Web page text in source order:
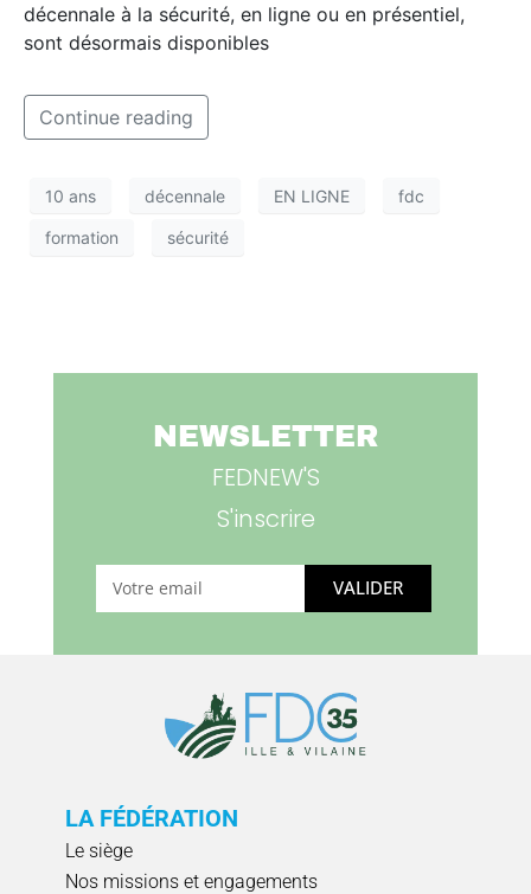
décennale à la sécurité, en ligne ou en présentiel,
sont désormais disponibles
Continue reading
10 ans décennale EN LIGNE fdc
formation sécurité
NEWSLETTER
FEDNEW'S
S'inscrire
VALIDER
LA FÉDÉRATION
Le siège
Nos missions et engagements